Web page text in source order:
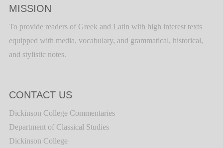
MISSION
To provide readers of Greek and Latin with high interest texts
equipped with media, vocabulary, and grammatical, historical,
and stylistic notes.
CONTACT US
Dickinson College Commentaries
Department of Classical Studies
Dickinson College